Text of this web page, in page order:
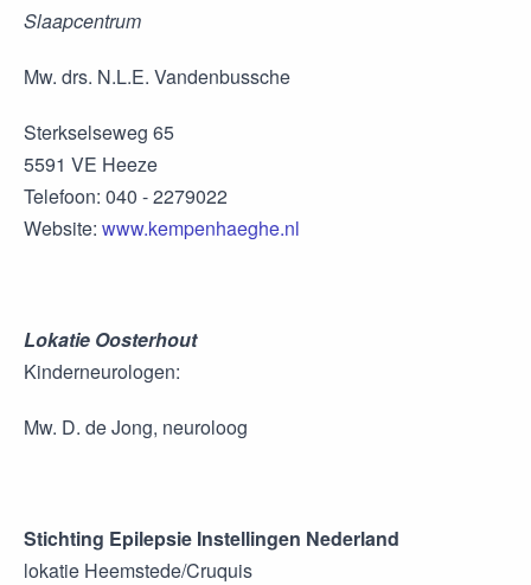
Slaapcentrum
Mw. drs. N.L.E. Vandenbussche
Sterkselseweg 65
5591 VE Heeze
Telefoon: 040 - 2279022
Website: www.kempenhaeghe.nl
Lokatie Oosterhout
Kinderneurologen:
Mw. D. de Jong, neuroloog
Stichting Epilepsie Instellingen Nederland
lokatie Heemstede/Cruquis